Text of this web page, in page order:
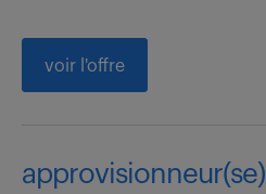
voir l'offre